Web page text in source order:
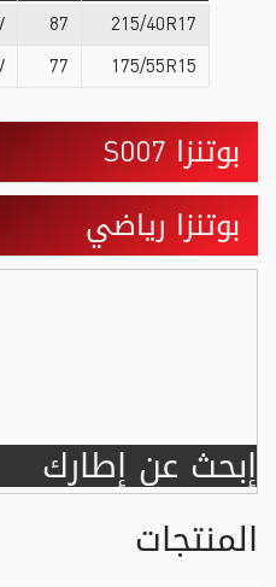
إبحث عن إطارك
المنتجات
215/40R17
87
175/55R15
77
بوتنزا S007
بوتنزا رياضي